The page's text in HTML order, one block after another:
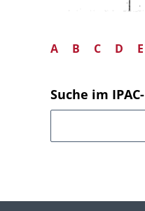
A B C D E
Suche im